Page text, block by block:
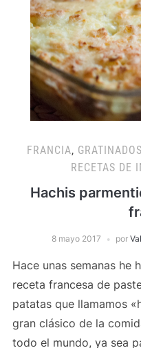
FRANCIA, GRATINADOS
RECETAS DE
Hachis
8 mayo 2017 por
Hace unas semanas he
receta francesa de
patatas que llamamos
gran clásico de la
todo el mundo, ya sea